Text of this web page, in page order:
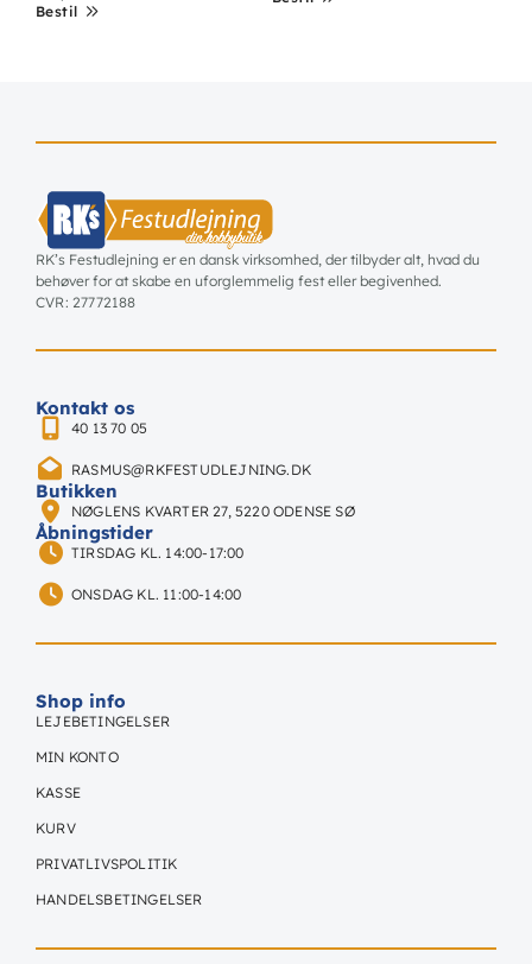
Bestil
RK’s Festudlejning er en dansk virksomhed, der tilbyder alt, hvad du
behøver for at skabe en uforglemmelig fest eller begivenhed.
CVR: 27772188
Kontakt os
40 13 70 05
RASMUS@RKFESTUDLEJNING.DK
Butikken
NØGLENS KVARTER 27, 5220 ODENSE SØ
Åbningstider
TIRSDAG KL. 14:00-17:00
ONSDAG KL. 11:00-14:00
Shop info
LEJEBETINGELSER
MIN KONTO
KASSE
KURV
PRIVATLIVSPOLITIK
HANDELSBETINGELSER